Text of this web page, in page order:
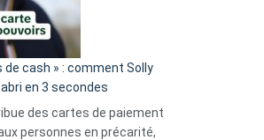
de cash » : comment Solly
en 3 secondes
des cartes de paiement
personnes en précarité,